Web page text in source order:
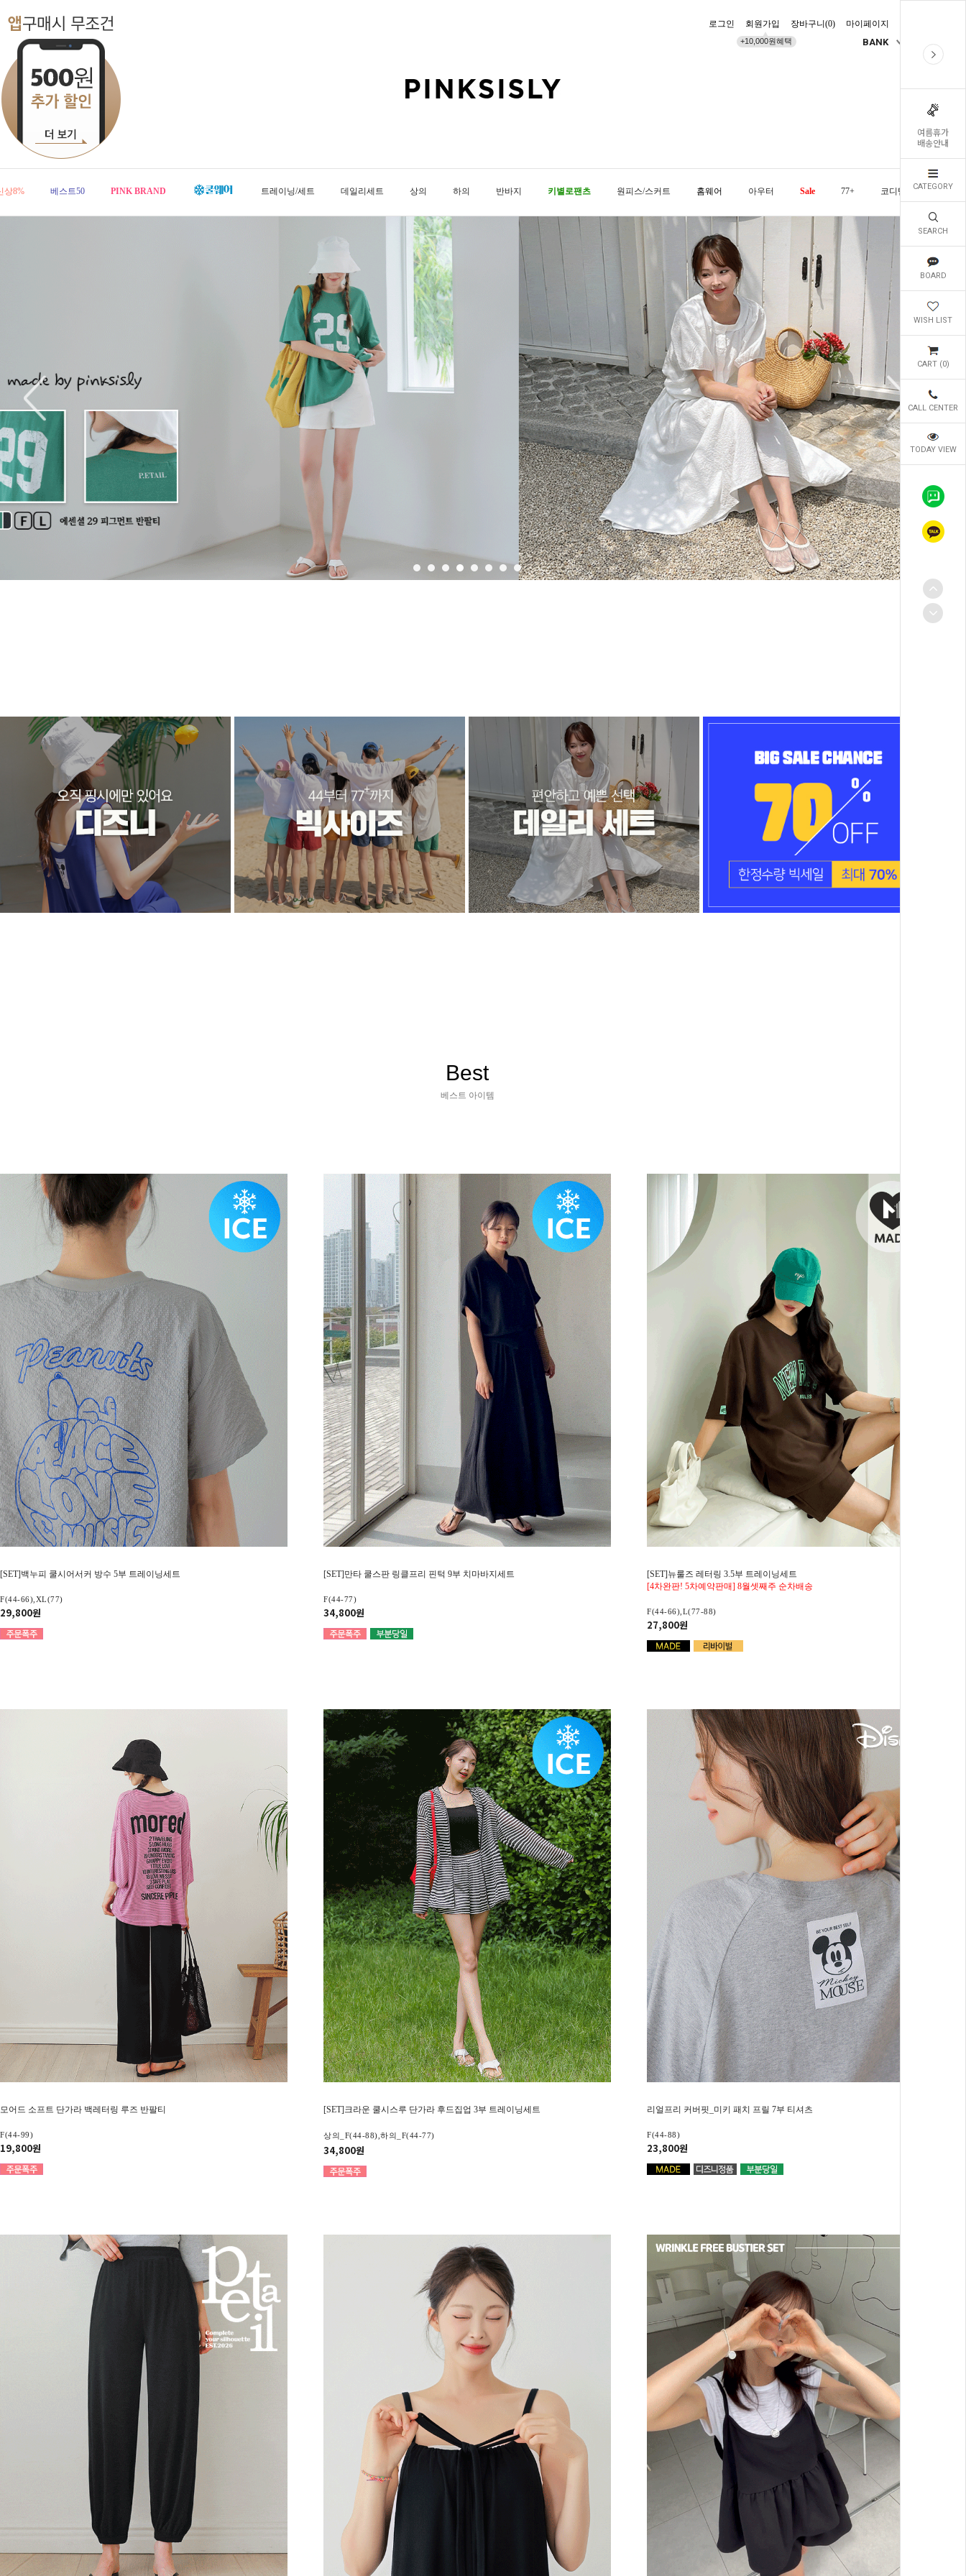
여름휴가
배송안내
CATEGORY
SEARCH
BOARD
WISH LIST
CART (0)
CALL CENTER
TODAY VIEW
로그인 회원가입
+10,000원혜택
장바구니(0) 마이페이지
BANK
상8% 베스트50 PINK BRAND 트레이닝/세트 데일리세트 상의 하의 반바지 키별로팬츠 원피스/스커트 홈웨어 아우터 Sale 77+ 코디템 오늘발송
Best
베스트 아이템
[SET]백누피 쿨시어서커 방수 5부 트레이닝세트
F(44-66),XL(77)
29,800원
[SET]만타 쿨스판 링클프리 핀턱 9부 치마바지세트
F(44-77)
34,800원
[SET]뉴룰즈 레터링 3.5부 트레이닝세트
[4차완판! 5차예약판매] 8월셋째주 순차배송
F(44-66),L(77-88)
27,800원
모어드 소프트 단가라 백레터링 루즈 반팔티
F(44-99)
19,800원
[SET]크라운 쿨시스루 단가라 후드집업 3부 트레이닝세트
상의_F(44-88),하의_F(44-77)
34,800원
리얼프리 커버핏_미키 패치 프릴 7부 티셔츠
F(44-88)
23,800원